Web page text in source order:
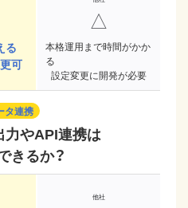
る
可
△
本格運用まで時間がかか
る
設定変更に開発が必要
タ連携
力やAPI連携は
きるか？